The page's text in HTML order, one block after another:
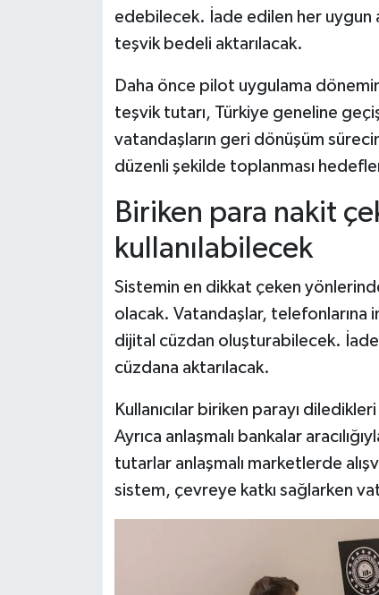
edebilecek. İade edilen her uygun
teşvik bedeli aktarılacak.
Daha önce pilot uygulama
teşvik tutarı, Türkiye geneline
vatandaşların geri dönüşüm
düzenli şekilde toplanması
Biriken para nakit
kullanılabilecek
Sistemin en dikkat çeken
olacak. Vatandaşlar, telefonlarına
dijital cüzdan oluşturabilecek.
cüzdana aktarılacak.
Kullanıcılar biriken parayı
Ayrıca anlaşmalı bankalar
tutarlar anlaşmalı marketlerde
sistem, çevreye katkı sağlarken